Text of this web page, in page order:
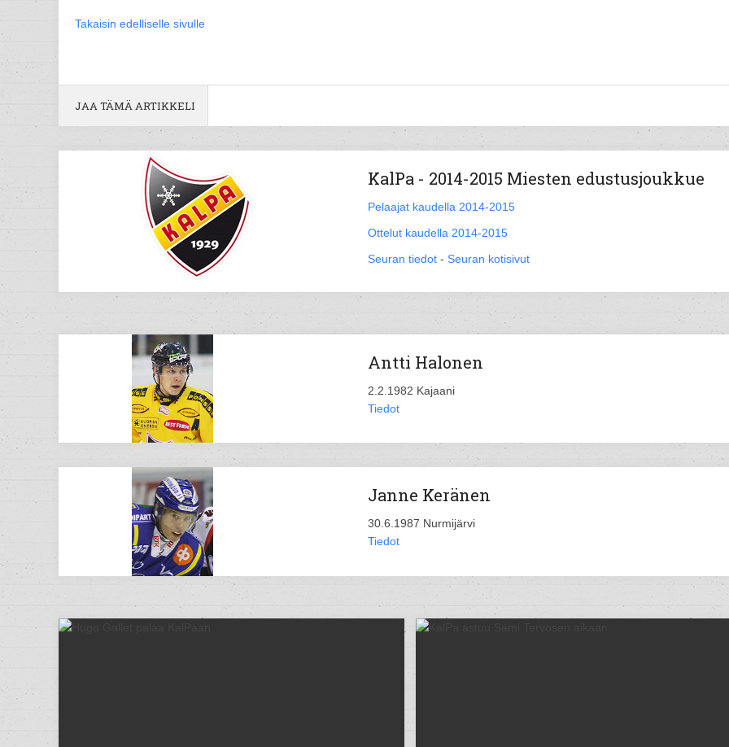
Takaisin edelliselle sivulle
JAA TÄMÄ ARTIKKELI
KalPa - 2014-2015 Miesten edustusjoukkue
Pelaajat kaudella 2014-2015
Ottelut kaudella 2014-2015
Seuran tiedot - Seuran kotisivut
Antti Halonen
2.2.1982 Kajaani
Tiedot
Janne Keränen
30.6.1987 Nurmijärvi
Tiedot